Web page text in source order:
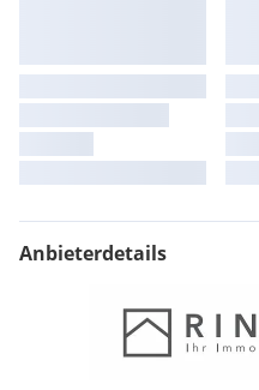
Anbieterdetails